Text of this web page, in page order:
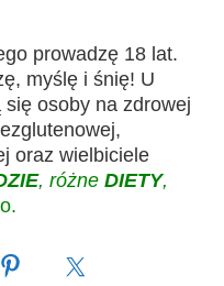
prowadzę 18 lat.
myślę i śnię! U
się osoby na zdrowej
oraz wielbiciele
, różne DIETY,